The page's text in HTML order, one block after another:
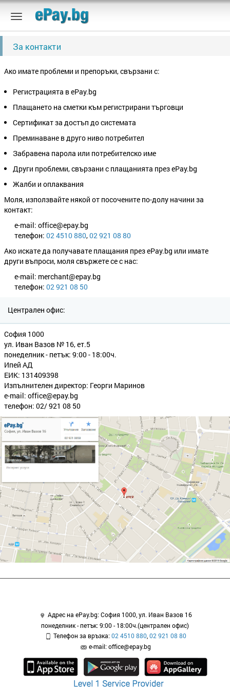
За контакти
Ако имате проблеми и препоръки, свързани с:
Регистрацията в ePay.bg
Плащането на сметки към регистрирани търговци
Сертификат за достъп до системата
Преминаване в друго ниво потребител
Забравена парола или потребителско име
Други проблеми, свързани с плащанията през ePay.bg
Жалби и оплаквания
Моля, използвайте някой от посочените по-долу начини за
контакт:
e-mail: office@epay.bg
телефон: 02 4510 880,02 921 08 80
Ако искате да получавате плащания през ePay.bg или имате
други въпроси, моля свържете се с нас:
e-mail: merchant@epay.bg
телефон: 02 921 08 50
Централен офис:
София 1000
ул. Иван Вазов № 16, ет.5
понеделник - петък: 9:00 - 18:00ч.
Ипей АД
ЕИК: 131409398
Изпълнителен директор: Георги Маринов
e-mail: office@epay.bg
телефон: 02/ 921 08 50
Адрес на ePay.bg: София 1000, ул. Иван Вазов 16
понеделник - петък: 9:00 - 18:00ч.(централен офис)
Телефон за връзка:02 4510 880 02 921 08 80
e-mail: office@epay.bg